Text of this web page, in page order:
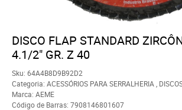
DISCO FLAP STANDARD
4.1/2" GR. Z 40
Sku: 64A4B8D9B92D2
Categoria: ACESSÓRIOS PARA SERRALHERIA
Marca: AEME
Código de Barras: 7908146801607